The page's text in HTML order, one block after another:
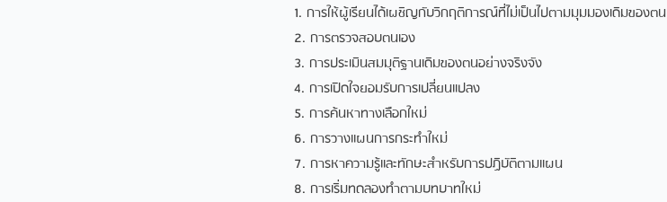
1. การใหผูเรียนไดเผชิญกับวิกฤติการณที่ไมเปนไปตามมุมมองเดิมของตน
2. การตรวจสอบตนเอง
3. การประเมินสมมุติฐานเดิมของตนอยางจริงจัง
4. การเปดใจยอมรับการเปลี่ยนแปลง
5. การคนหาทางเลือกใหม
6. การวางแผนการกระทําใหม
7. การหาความรูและทักษะสําหรับการปฏิบัติตามแผน
8. การเริ่มทดลองทําตามบทบาทใหม